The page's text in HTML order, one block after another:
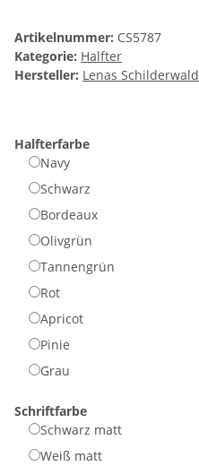
Artikelnummer: CS5787
Kategorie: Halfter
Hersteller: Lenas Schilderwald
Halfterfarbe
Navy
Schwarz
Bordeaux
Olivgrün
Tannengrün
Rot
Apricot
Pinie
Grau
Schriftfarbe
Schwarz matt
Weiß matt